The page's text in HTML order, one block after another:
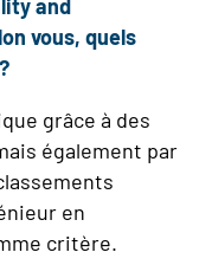
and
vous, quels
grâce à des
également par
en
critère.